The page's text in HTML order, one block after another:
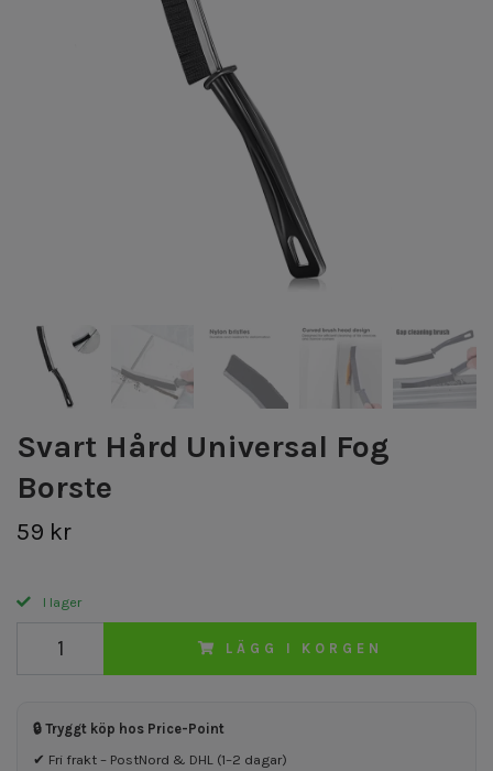
Svart Hård Universal Fog
Borste
59 kr
I lager
LÄGG I KORGEN
🔒 Tryggt köp hos Price-Point
✔ Fri frakt – PostNord & DHL (1–2 dagar)